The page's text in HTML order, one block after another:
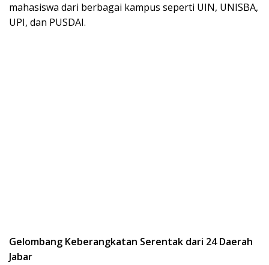
mahasiswa dari berbagai kampus seperti UIN, UNISBA,
UPI, dan PUSDAI.
Gelombang Keberangkatan Serentak dari 24 Daerah
Jabar